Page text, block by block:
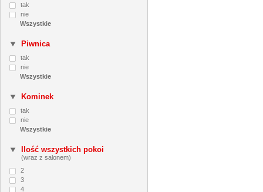
tak
nie
Piwnica
tak
nie
Kominek
tak
nie
Ilość wszystkich pokoi
(wraz z salonem)
2
3
4